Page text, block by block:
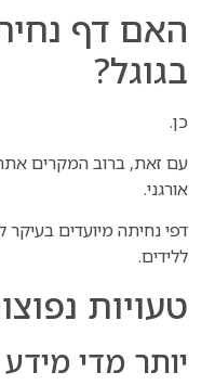
האם דף
בגוגל?
כן.
עם זאת, ברוב המקרים
אורגני.
דפי נחיתה מיועדים
ללידים.
טעויות
יותר מדי מידע